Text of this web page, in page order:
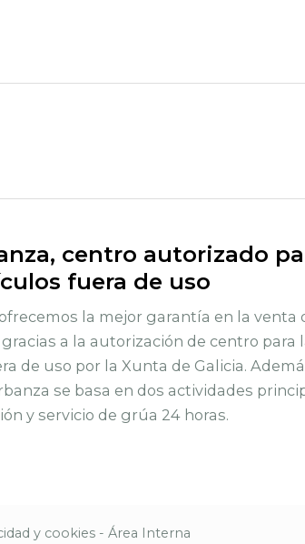
centro autorizado
fuera de uso
la mejor garantía en la venta
a la autorización de centro para
de uso por la Xunta de Galicia.
se basa en dos actividades
y servicio de grúa 24 horas.
y cookies - Área Interna